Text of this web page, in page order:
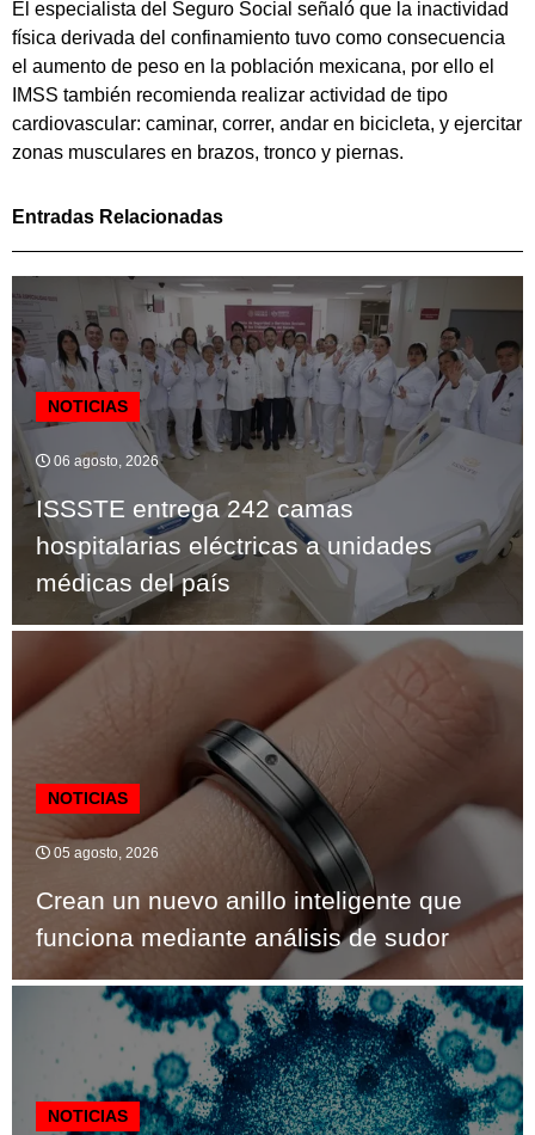
El especialista del Seguro Social señaló que la inactividad
física derivada del confinamiento tuvo como consecuencia
el aumento de peso en la población mexicana, por ello el
IMSS también recomienda realizar actividad de tipo
cardiovascular: caminar, correr, andar en bicicleta, y ejercitar
zonas musculares en brazos, tronco y piernas.
Entradas Relacionadas
NOTICIAS
06 agosto, 2026
ISSSTE entrega 242 camas
hospitalarias eléctricas a unidades
médicas del país
NOTICIAS
05 agosto, 2026
Crean un nuevo anillo inteligente que
funciona mediante análisis de sudor
NOTICIAS